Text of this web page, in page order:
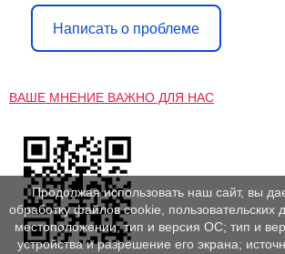
Написать о проблеме
ВАШЕ МНЕНИЕ ВАЖНО ДЛЯ НАС
Продолжая использовать наш сайт, вы
обработку файлов cookie, пользовательских
местоположении; тип и версия ОС; тип и
устройства и разрешение его экрана;